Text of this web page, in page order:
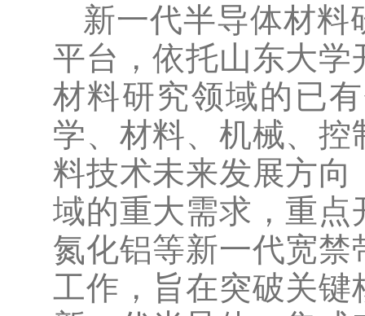
新一代半导体材料
平台，依托山东大
材料研究领域的已
学、材料、机械、
料技术未来发展方
域的重大需求，重
氮化铝等新一代宽
工作，旨在突破关